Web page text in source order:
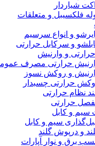
شیاردار
فلکسیبل و متعلقات
و انواع سرسیم
و سرکابل حرارتی
و وارنیش
حرارتی مصرف
و روکش نسوز
حرارتی چسبدار
نظام حرارتی
حرارتی
سیم و کابل
سیم و کابل
و درپوش گلند
برق و نوار آپارات